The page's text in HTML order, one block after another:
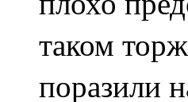
таком
поразили